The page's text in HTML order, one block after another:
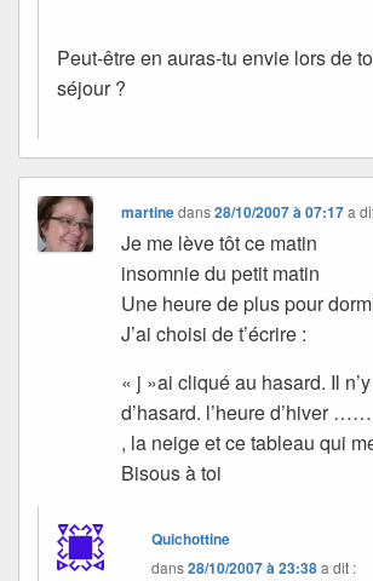
Peut-être en auras-tu envie lors de
séjour ?
martinedans28/10/2007 à 07:17 a
Je me lève tôt ce matin
insomnie du petit matin
Une heure de plus pour
J’ai choisi de t’écrire :
« j »ai cliqué au hasard. Il
d’hasard. l’heure d’hiver
, la neige et ce tableau qui
Bisous à toi
Quichottine
dans28/10/2007 à 23:38a dit :